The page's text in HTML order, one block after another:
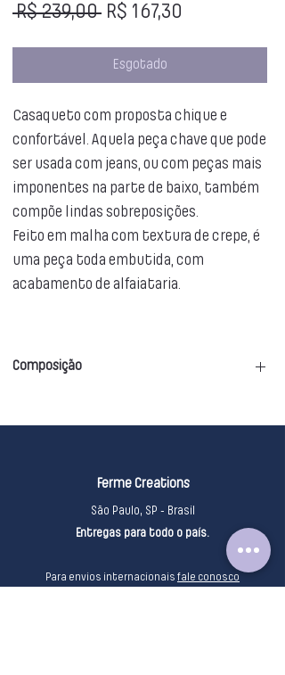
R$ 239,00 Preço
R$ 167,30
Esgotado
Casaqueto com proposta chique e
confortável. Aquela peça chave que pode
ser usada com jeans, ou com peças mais
imponentes na parte de baixo, também
compõe lindas sobreposições.
Feito em malha com textura de crepe, é
uma peça toda embutida, com
acabamento de alfaiataria.
Composição
Ferme Creations
São Paulo, SP - Brasil
Entregas para todo o país.
Para envios internacionais fale conosco